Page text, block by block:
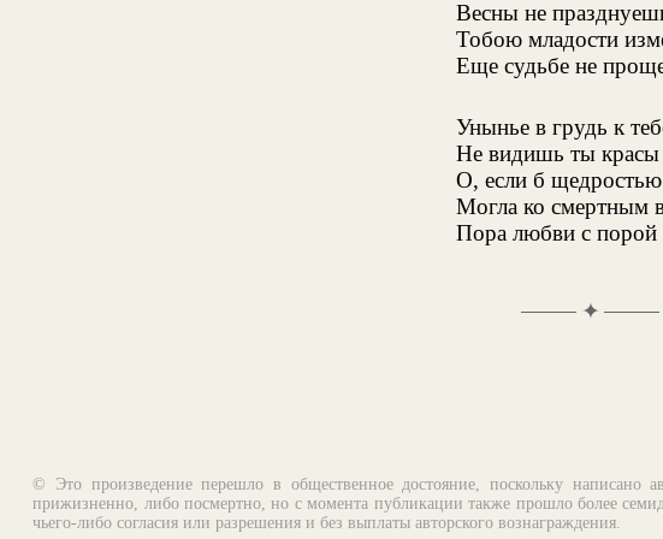
Весны не
Тобою младости
Еще судьбе не
Унынье в грудь к
Не видишь ты красы
О, если б
Могла ко смертным
Пора любви с порой
✦
© Это произведение перешло в общественное достояние, поскольку написано
прижизненно, либо посмертно, но с момента публикации также прошло более
чьего-либо согласия или разрешения и без выплаты авторского вознаграждения.